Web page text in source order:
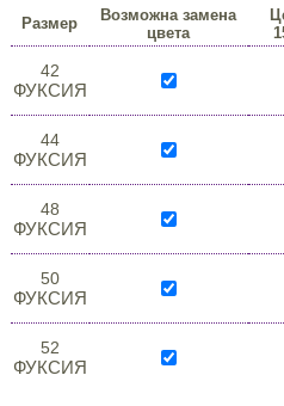
Размер
Возможна замена
цвета
42
ФУКСИЯ
44
ФУКСИЯ
48
ФУКСИЯ
50
ФУКСИЯ
52
ФУКСИЯ